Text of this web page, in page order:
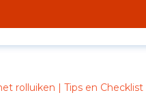
rolluiken | Tips en Checklist